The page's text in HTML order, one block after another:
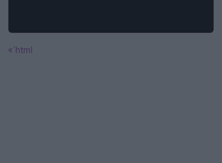
«`html